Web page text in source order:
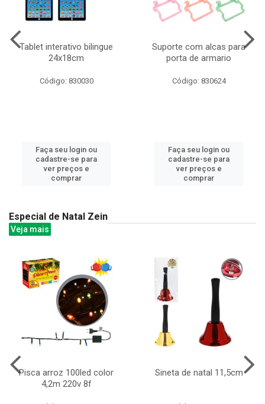
Tablet interativo bilingue
24x18cm
Código: 830030
Faça seu login ou
cadastre-se para
ver preços e
comprar
Suporte com alcas para
porta de armario
Código: 830624
Faça seu login ou
cadastre-se para
ver preços e
comprar
Especial de Natal Zein
Veja mais
Pisca arroz 100led color
4,2m 220v 8f
Sineta de natal 11,5cm